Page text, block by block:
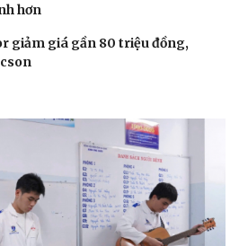
hơn
giảm giá gần 80 triệu đồng,